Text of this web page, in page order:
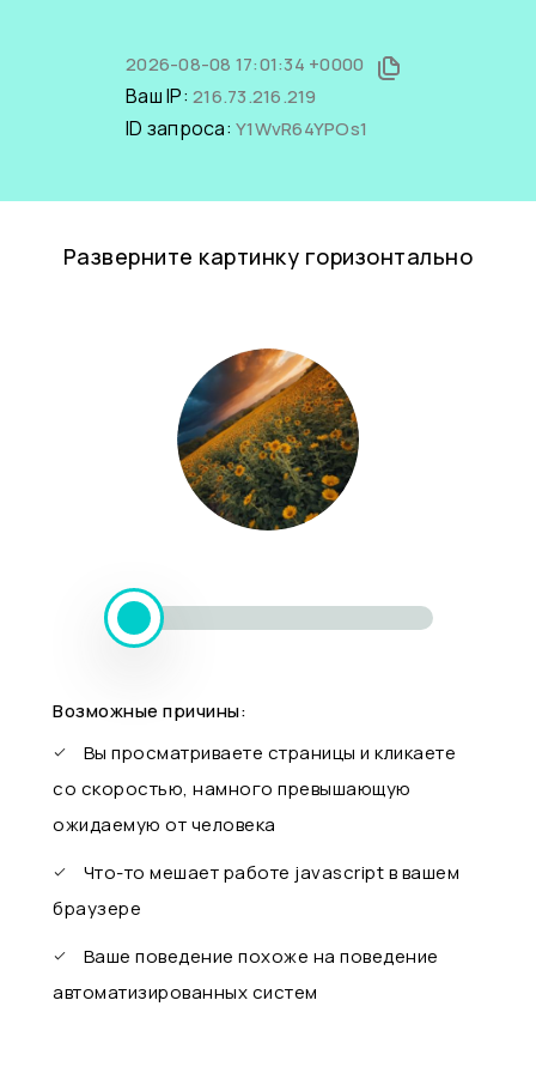
2026-08-08 17:01:34 +0000
Ваш IP: 216.73.216.219
ID запроса: Y1WvR64YPOs1
Разверните картинку горизонтально
Возможные причины:
Вы просматриваете страницы и кликаете
со скоростью, намного превышающую
ожидаемую от человека
Что-то мешает работе javascript в вашем
браузере
Ваше поведение похоже на поведение
автоматизированных систем